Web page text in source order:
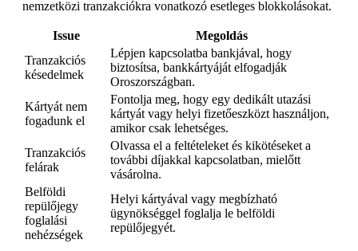
nemzetközi tranzakciókra vonatkozó esetleges blokkolásokat.
Issue
Megoldás
Tranzakciós
késedelmek
Lépjen kapcsolatba bankjával, hogy
biztosítsa, bankkártyáját elfogadják
Oroszországban.
Kártyát nem
fogadunk el
Fontolja meg, hogy egy dedikált utazási
kártyát vagy helyi fizetőeszközt használjon,
amikor csak lehetséges.
Tranzakciós
felárak
Olvassa el a feltételeket és kikötéseket a
további díjakkal kapcsolatban, mielőtt
vásárolna.
Belföldi
repülőjegy
foglalási
nehézségek
Helyi kártyával vagy megbízható
ügynökséggel foglalja le belföldi
repülőjegyét.